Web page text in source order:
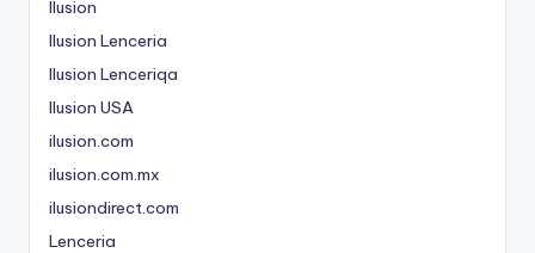
Ilusion
Ilusion Lenceria
Ilusion Lenceriqa
Ilusion USA
ilusion.com
ilusion.com.mx
ilusiondirect.com
Lenceria